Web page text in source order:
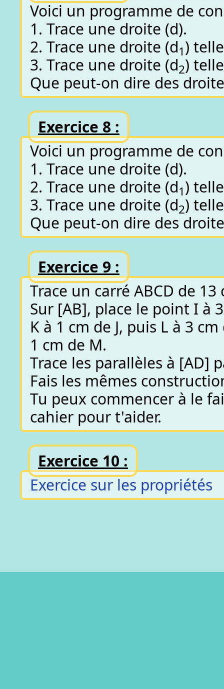
Voici un programme de
1. Trace une droite (d).
2. Trace une droite (d1)
3. Trace une droite (d2)
Que peut-on dire des
Exercice 8 :
Voici un programme de
1. Trace une droite (d).
2. Trace une droite (d1)
3. Trace une droite (d2)
Que peut-on dire des
Exercice 9 :
Trace un carré ABCD de 13
Sur [AB], place le point I à
K à 1 cm de J, puis L à 3
1 cm de M.
Trace les parallèles à [AD]
Fais les mêmes
Tu peux commencer à le
cahier pour t'aider.
Exercice 10 :
Exercice sur les propriétés